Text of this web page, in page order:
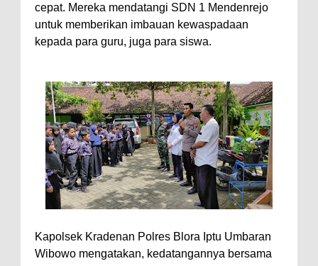
cepat. Mereka mendatangi SDN 1 Mendenrejo
untuk memberikan imbauan kewaspadaan
kepada para guru, juga para siswa.
Kapolsek Kradenan Polres Blora Iptu Umbaran
Wibowo mengatakan, kedatangannya bersama